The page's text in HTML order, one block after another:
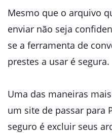
Mesmo que o arquivo
enviar não seja
se a ferramenta de
prestes a usar é segura.
Uma das maneiras
um site de passar para
seguro é excluir seus